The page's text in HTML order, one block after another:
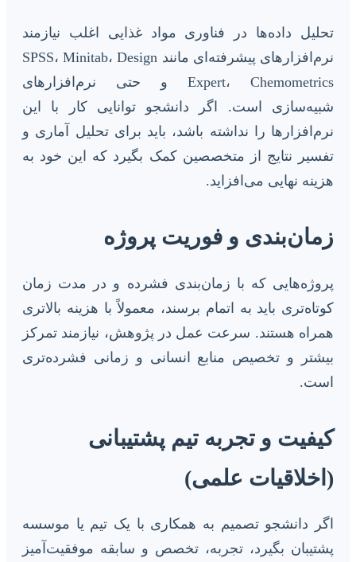
تحلیل داده‌ها در فناوری مواد غذایی اغلب نیازمند
نرم‌افزارهای پیشرفته‌ای مانند SPSS، Minitab، Design
Expert، Chemometrics و حتی نرم‌افزارهای
شبیه‌سازی است. اگر دانشجو توانایی کار با این
نرم‌افزارها را نداشته باشد، باید برای تحلیل آماری و
تفسیر نتایج از متخصصین کمک بگیرد که این خود به
هزینه نهایی می‌افزاید.
زمان‌بندی و فوریت پروژه
پروژه‌هایی که با زمان‌بندی فشرده و در مدت زمان
کوتاه‌تری باید به اتمام برسند، معمولاً با هزینه بالاتری
همراه هستند. سرعت عمل در پژوهش، نیازمند تمرکز
بیشتر و تخصیص منابع انسانی و زمانی فشرده‌تری
است.
کیفیت و تجربه تیم پشتیبانی
(اخلاقیات علمی)
اگر دانشجو تصمیم به همکاری با یک تیم یا موسسه
پشتیبان بگیرد، تجربه، تخصص و سابقه موفقیت‌آمیز